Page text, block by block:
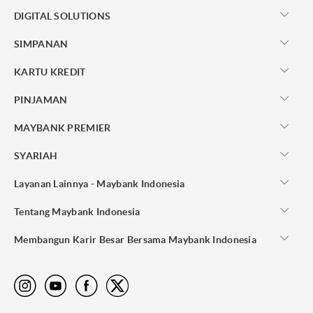
DIGITAL SOLUTIONS
SIMPANAN
KARTU KREDIT
PINJAMAN
MAYBANK PREMIER
SYARIAH
Layanan Lainnya - Maybank Indonesia
Tentang Maybank Indonesia
Membangun Karir Besar Bersama Maybank Indonesia